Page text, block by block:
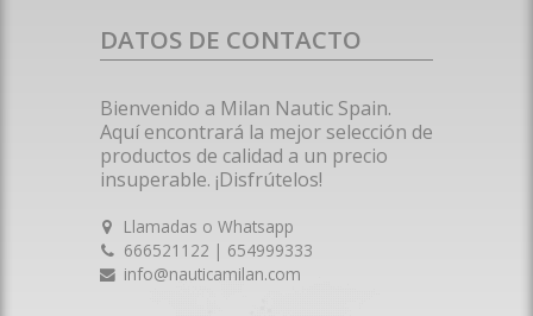
DATOS DE CONTACTO
Bienvenido a Milan Nautic Spain.
Aquí encontrará la mejor selección de
productos de calidad a un precio
insuperable. ¡Disfrútelos!
Llamadas o Whatsapp
666521122 | 654999333
info@nauticamilan.com